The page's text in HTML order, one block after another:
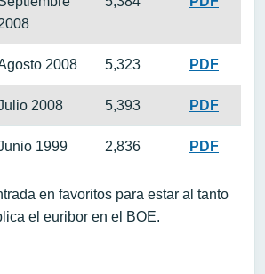
2008 5,323 PDF
2008 5,393 PDF
1999 2,836 PDF
en favoritos para estar al tanto
el euribor en el BOE.